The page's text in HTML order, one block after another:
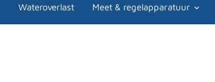
Wateroverlast Meet & regelapparatuur